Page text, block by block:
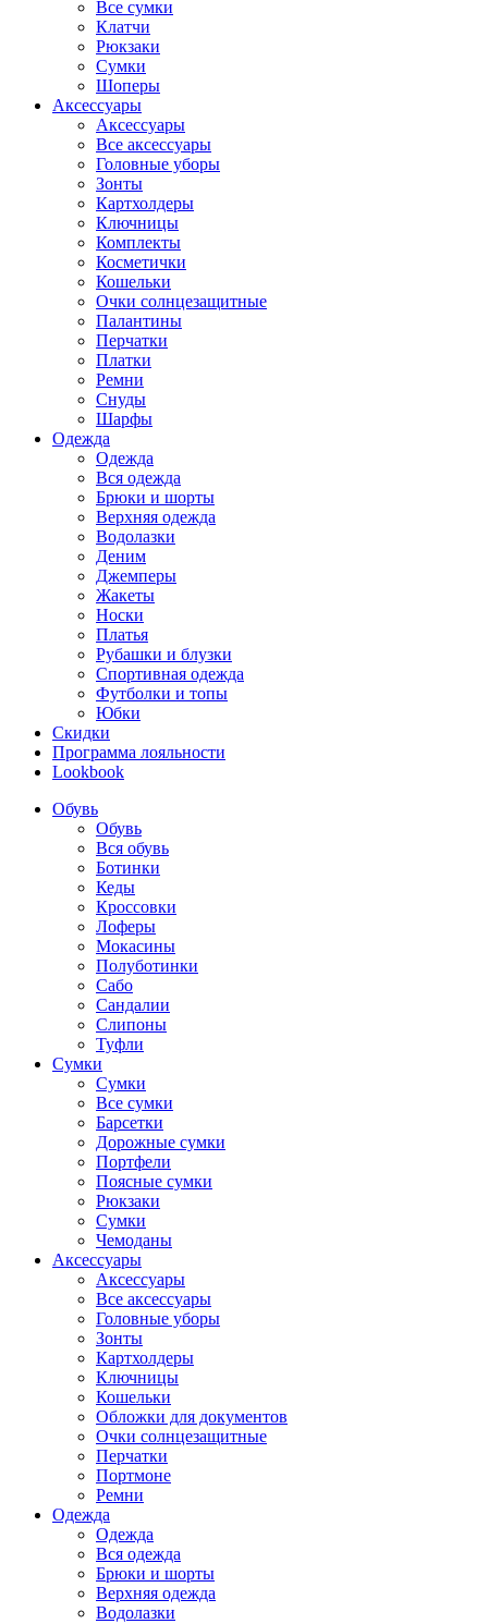
Все сумки
Клатчи
Рюкзаки
Сумки
Шоперы
Аксессуары
Аксессуары
Все аксессуары
Головные уборы
Зонты
Картхолдеры
Ключницы
Комплекты
Косметички
Кошельки
Очки солнцезащитные
Палантины
Перчатки
Платки
Ремни
Снуды
Шарфы
Одежда
Одежда
Вся одежда
Брюки и шорты
Верхняя одежда
Водолазки
Деним
Джемперы
Жакеты
Носки
Платья
Рубашки и блузки
Спортивная одежда
Футболки и топы
Юбки
Скидки
Программа лояльности
Lookbook
Обувь
Обувь
Вся обувь
Ботинки
Кеды
Кроссовки
Лоферы
Мокасины
Полуботинки
Сабо
Сандалии
Слипоны
Туфли
Сумки
Сумки
Все сумки
Барсетки
Дорожные сумки
Портфели
Поясные сумки
Рюкзаки
Сумки
Чемоданы
Аксессуары
Аксессуары
Все аксессуары
Головные уборы
Зонты
Картхолдеры
Ключницы
Кошельки
Обложки для документов
Очки солнцезащитные
Перчатки
Портмоне
Ремни
Одежда
Одежда
Вся одежда
Брюки и шорты
Верхняя одежда
Водолазки